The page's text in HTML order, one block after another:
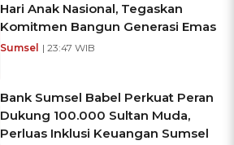
Hari Anak Nasional, Tegaskan
Komitmen Bangun Generasi Emas
Sumsel | 23:47 WIB
Bank Sumsel Babel Perkuat Peran
Dukung 100.000 Sultan Muda,
Perluas Inklusi Keuangan Sumsel